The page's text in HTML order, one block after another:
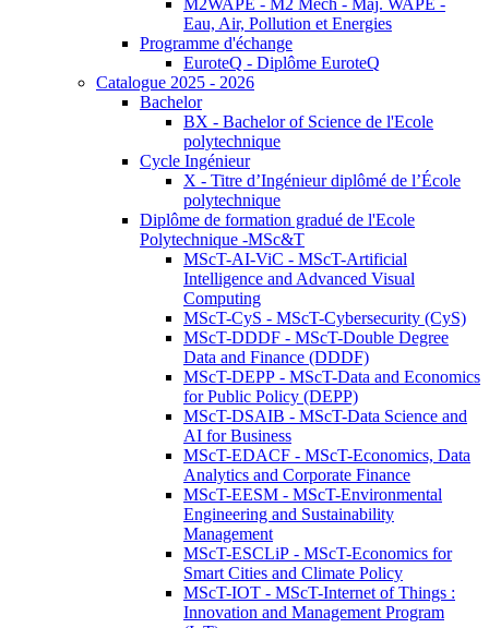
M2WAPE - M2 Mech - Maj. WAPE -
Eau, Air, Pollution et Energies
Programme d'échange
EuroteQ - Diplôme EuroteQ
Catalogue 2025 - 2026
Bachelor
BX - Bachelor of Science de l'Ecole
polytechnique
Cycle Ingénieur
X - Titre d’Ingénieur diplômé de l’École
polytechnique
Diplôme de formation gradué de l'Ecole
Polytechnique -MSc&T
MScT-AI-ViC - MScT-Artificial
Intelligence and Advanced Visual
Computing
MScT-CyS - MScT-Cybersecurity (CyS)
MScT-DDDF - MScT-Double Degree
Data and Finance (DDDF)
MScT-DEPP - MScT-Data and Economics
for Public Policy (DEPP)
MScT-DSAIB - MScT-Data Science and
AI for Business
MScT-EDACF - MScT-Economics, Data
Analytics and Corporate Finance
MScT-EESM - MScT-Environmental
Engineering and Sustainability
Management
MScT-ESCLiP - MScT-Economics for
Smart Cities and Climate Policy
MScT-IOT - MScT-Internet of Things :
Innovation and Management Program